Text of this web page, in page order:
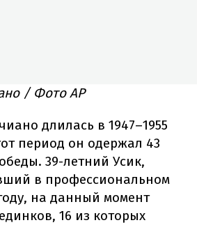
/ Фото AP
длилась в 1947–1955
период он одержал 43
39-летний Усик,
в профессиональном
на данный момент
16 из которых